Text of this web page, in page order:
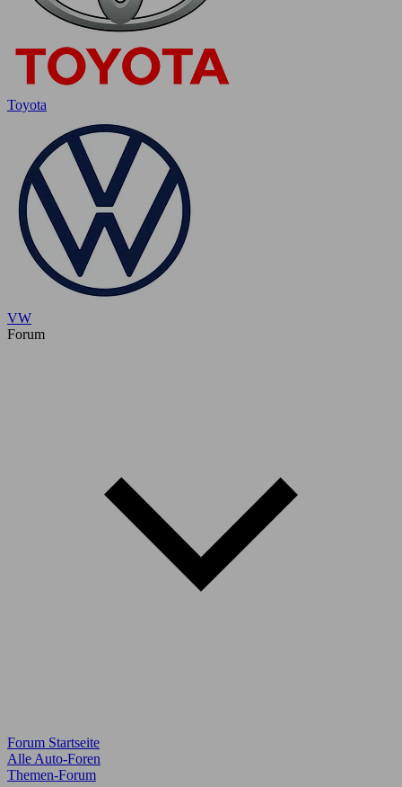
Toyota
VW
Forum
Forum Startseite
Alle Auto-Foren
Themen-Forum